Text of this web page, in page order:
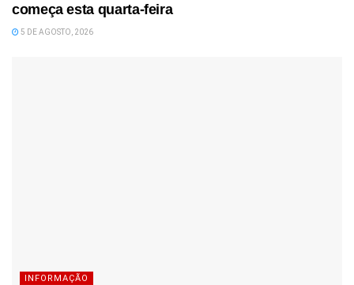
começa esta quarta-feira
5 DE AGOSTO, 2026
INFORMAÇÃO